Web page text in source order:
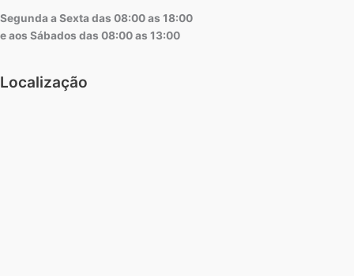
Segunda a Sexta das 08:00 as 18:00
e aos Sábados das 08:00 as 13:00
Localização